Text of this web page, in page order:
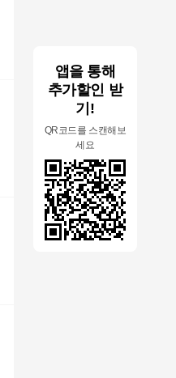
앱을 통해
추가할인 받
기!
QR코드를 스캔해보
세요